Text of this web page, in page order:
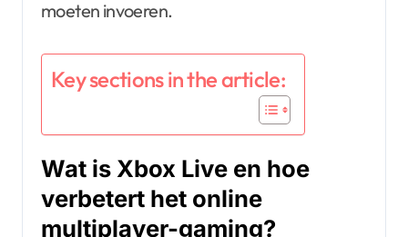
moeten invoeren.
Key sections in the article:
Wat is Xbox Live en hoe
verbetert het online
multiplayer-gaming?